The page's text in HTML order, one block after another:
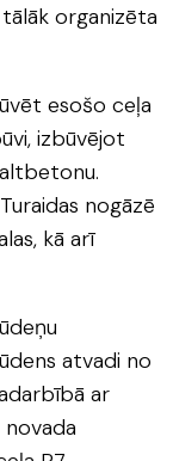
organizēta
esošo ceļa
izbūvējot
nogāzē
kā arī
atvadi no
ar